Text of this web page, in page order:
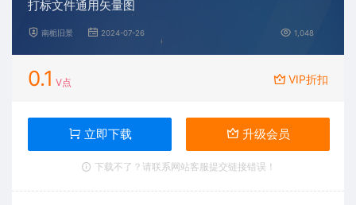
打标文件通用矢量图
南栀旧景 2024-07-26 1,048
0.1 V点 VIP折扣
立即下载 升级会员
下载不了？请联系网站客服提交链接错误！